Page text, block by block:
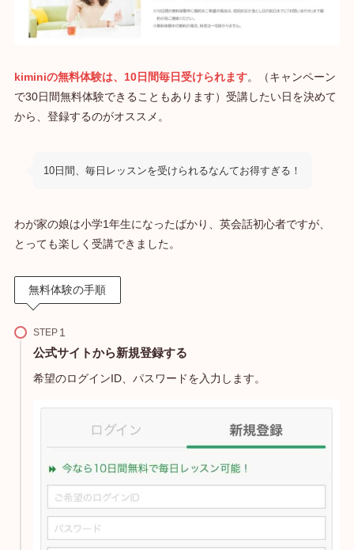
kiminiの無料体験は、10日間毎日受けられます。（キャンペーン
で30日間無料体験できることもあります）受講したい日を決めて
から、登録するのがオススメ。
10日間、毎日レッスンを受けられるなんてお得すぎる！
わが家の娘は小学1年生になったばかり、英会話初心者ですが、
とっても楽しく受講できました。
無料体験の手順
STEP
公式サイトから新規登録する
希望のログインID、パスワードを入力します。